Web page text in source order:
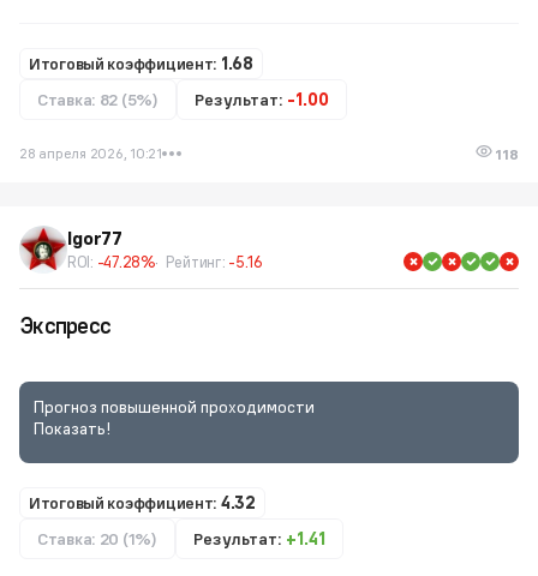
Итоговый коэффициент: 1.68
Ставка: 82 (5%)
Результат: -1.00
28 апреля 2026, 10:21 118
Igor77
ROI: -47.28% Рейтинг: -5.16
Экспресс
Прогноз повышенной проходимости
Показать!
Итоговый коэффициент: 4.32
Ставка: 20 (1%)
Результат: +1.41